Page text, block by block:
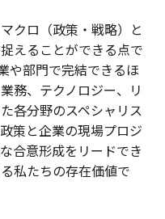
クロ（政策・戦略）と
えることができる点で
や部門で完結できるほ
務、テクノロジー、リ
各分野のスペシャリス
策と企業の現場プロジ
合意形成をリードでき
私たちの存在価値で